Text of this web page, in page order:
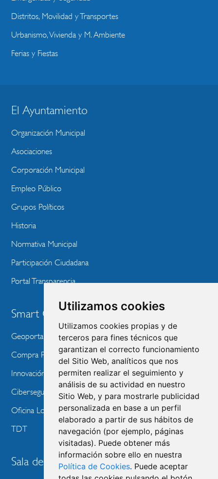
Utilizamos cookies
Utilizamos cookies propias y de
terceros para fines técnicos que
garantizan el correcto funcionamiento
del Sitio Web, analíticos que nos
permiten realizar el seguimiento y
análisis de su actividad en nuestro
Sitio Web, y para mostrarle publicidad
personalizada en base a un perfil
elaborado a partir de sus hábitos de
navegación (por ejemplo, páginas
visitadas). Puede obtener más
información sobre ello en nuestra
Política de Cookies. Puede aceptar
Distritos, Movilidad y Transportes
Urbanismo, Vivienda y M. Ambiente
Ferias y Fiestas
BLOQUE
MENU
WEBSITE
El Ayuntamiento
Organización Municipal
Asociaciones
Corporación Municipal
Empleo Público
Grupos Políticos
Historia
Normativa Municipal
Participación Ciudadana
Portal Transparencia
Smart City
Geoportal
Compra Pública de Innovación
Innovación Tecnológica
Ciberseguridad
Oficina Local de Ayudas Públicas
TDT
Sala de prensa